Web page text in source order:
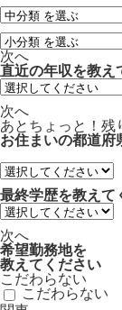
次へ
直近の年収を教え
次へ
あとちょっと！残
お住まいの都道府
最終学歴を教えて
次へ
希望勤務地を
教えてください
こだわらない
こだわらない